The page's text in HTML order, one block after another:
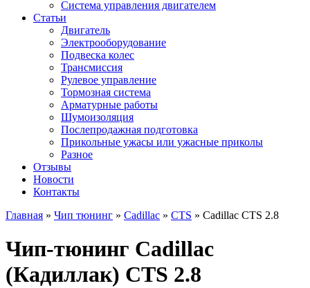
Система управления двигателем
Статьи
Двигатель
Электрооборудование
Подвеска колес
Трансмиссия
Рулевое управление
Тормозная система
Арматурные работы
Шумоизоляция
Послепродажная подготовка
Прикольные ужасы или ужасные приколы
Разное
Отзывы
Новости
Контакты
Главная » Чип тюнинг » Cadillac » CTS » Cadillac CTS 2.8
Чип-тюнинг Cadillac
(Кадиллак) CTS 2.8